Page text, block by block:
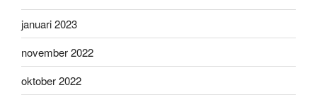
januari 2023
november 2022
oktober 2022